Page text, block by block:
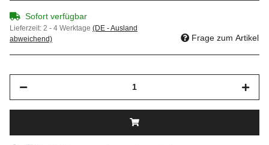
Sofort verfügbar
Lieferzeit: 2 - 4 Werktage (DE - Ausland
abweichend)
Frage zum Artikel